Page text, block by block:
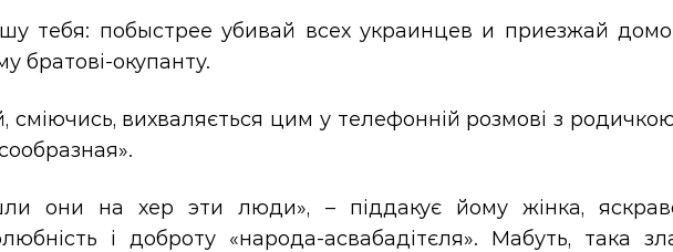
тебя: побыстрее убивай всех украинцев и приезжай
братові-окупанту.
сміючись, вихваляється цим у телефонній розмові з
они на хер эти люди», – піддакує йому жінка,
і доброту «народа-асвабадітєля». Мабуть, така